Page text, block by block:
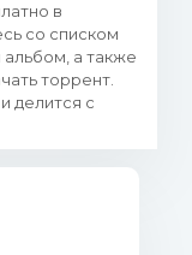
в
со списком
альбом, а также
торрент.
делится с